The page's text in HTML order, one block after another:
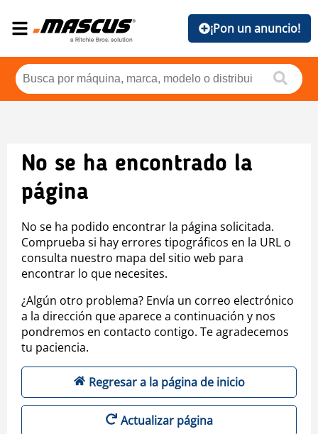
¡Pon un anuncio!
No se ha encontrado la
página
No se ha podido encontrar la página solicitada.
Comprueba si hay errores tipográficos en la URL o
consulta nuestro mapa del sitio web para
encontrar lo que necesites.
¿Algún otro problema? Envía un correo electrónico
a la dirección que aparece a continuación y nos
pondremos en contacto contigo. Te agradecemos
tu paciencia.
Regresar a la página de inicio
Actualizar página